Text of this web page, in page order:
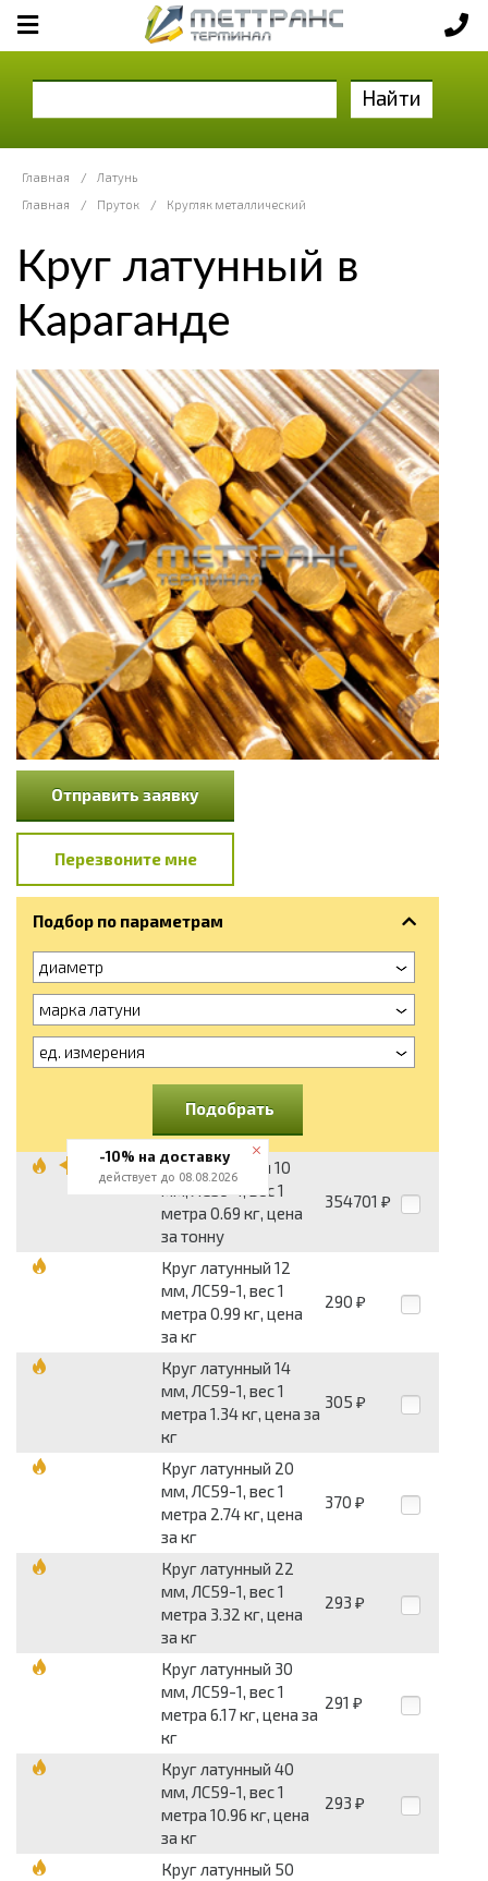
Найти
Главная /
Латунь
Главная
/ Пруток / Кругляк металлический
Круг латунный в
Караганде
Отправить заявку
Перезвоните мне
Подбор по параметрам
диаметр
марка латуни
ед. измерения
Подобрать
Круг латунный 10
мм, ЛС59-1, вес 1
метра 0.69 кг, цена
за тонну
354701 ₽
Круг латунный 12
мм, ЛС59-1, вес 1
метра 0.99 кг, цена
за кг
290 ₽
Круг латунный 14
мм, ЛС59-1, вес 1
метра 1.34 кг, цена за
кг
305 ₽
Круг латунный 20
мм, ЛС59-1, вес 1
метра 2.74 кг, цена
за кг
370 ₽
Круг латунный 22
мм, ЛС59-1, вес 1
метра 3.32 кг, цена
за кг
293 ₽
Круг латунный 30
мм, ЛС59-1, вес 1
метра 6.17 кг, цена за
кг
291 ₽
Круг латунный 40
мм, ЛС59-1, вес 1
метра 10.96 кг, цена
за кг
293 ₽
Круг латунный 50
-10% на доставку
действует до 08.08.2026